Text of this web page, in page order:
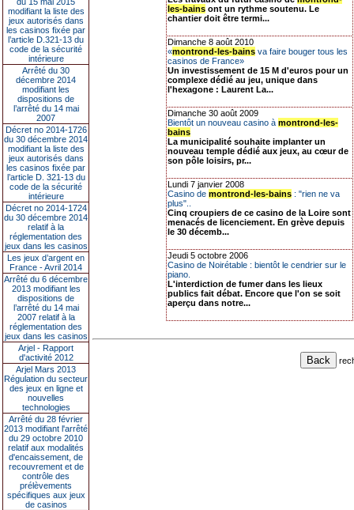
modifiant la liste des
jeux autorisés dans
les casinos fixée par
l’article D.321-13 du
code de la sécurité
intérieure
Arrêté du 30
décembre 2014
modifiant les
dispositions de
l’arrêté du 14 mai
2007
Décret no 2014-1726
du 30 décembre 2014
modifiant la liste des
jeux autorisés dans
les casinos fixée par
l’article D. 321-13 du
code de la sécurité
intérieure
Décret no 2014-1724
du 30 décembre 2014
relatif à la
réglementation des
jeux dans les casinos
Les jeux d’argent en
France - Avril 2014
Arrêté du 6 décembre
2013 modifiant les
dispositions de
l’arrêté du 14 mai
2007 relatif à la
réglementation des
jeux dans les casinos
Arjel - Rapport
d'activité 2012
Arjel Mars 2013
Régulation du secteur
des jeux en ligne et
nouvelles
technologies
Arrêté du 28 février
2013 modifiant l'arrêté
du 29 octobre 2010
relatif aux modalités
d'encaissement, de
recouvrement et de
contrôle des
prélèvements
spécifiques aux jeux
de casinos
les-bains ont un rythme soutenu. Le
chantier doit être termi...
Dimanche 8 août 2010
«montrond-les-bains va faire bouger tous les
casinos de France»
Un investissement de 15 M d'euros pour un
complexe dédié au jeu, unique dans
l'hexagone : Laurent La...
Dimanche 30 août 2009
Bientôt un nouveau casino à montrond-les-
bains
La municipalité souhaite implanter un
nouveau temple dédié aux jeux, au cœur de
son pôle loisirs, pr...
Lundi 7 janvier 2008
Casino de montrond-les-bains : "rien ne va
plus"..
Cinq croupiers de ce casino de la Loire sont
menacés de licenciement. En grève depuis
le 30 décemb...
Jeudi 5 octobre 2006
Casino de Noirétable : bientôt le cendrier sur le
piano.
L'interdiction de fumer dans les lieux
publics fait débat. Encore que l'on se soit
aperçu dans notre...